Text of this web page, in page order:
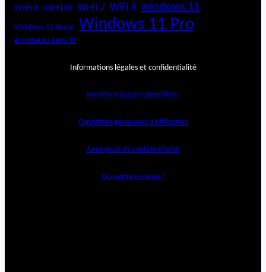
Wi-Fi 6 Wi-Fi 6E Wi-Fi 7 WiFi 6 windows 11
Windows 11 Home Windows 11 Pro
écouteurs sans fil
Informations légales et confidentialité
Mentions légales simplifiées
Conditions générales d’utilisation
Anonymat et confidentialité
Qui sommes-nous ?